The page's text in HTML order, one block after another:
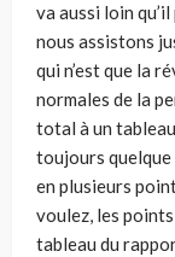
va aussi loin
nous assistons
qui n’est que la
normales de la
total à un
toujours
en plusieurs
voulez, les
tableau du